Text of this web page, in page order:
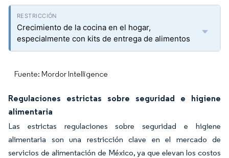
Crecimiento de la cocina en el hogar,
especialmente con kits de entrega de alimentos
Fuente: Mordor Intelligence
Regulaciones estrictas sobre seguridad e higiene
alimentaria
Las estrictas regulaciones sobre seguridad e higiene
alimentaria son una restricción clave en el mercado de
servicios de alimentación de México, ya que elevan los costos